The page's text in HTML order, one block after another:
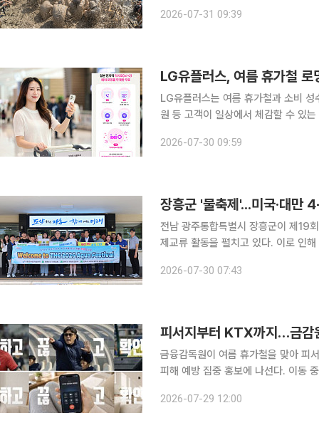
진한다. 문화체육관광부와 행정
2026-07-31 09:39
LG유플러스, 여름 휴가철
LG유플러스는 여름 휴가철과 소비
원 등 고객이 일상에서 체감할 수 있
겸 과학기술정보통신부 장관과 통신3
2026-07-30 09:59
장흥군 '물축제'...미국·대만
전남 광주통합특별시 장흥군이 제19
제교류 활동을 펼치고 있다. 이로 인해 미래 농업을 이끌 글로벌 네트워크 강화에 나선 셈이다. 장흥
2026-07-30 07:43
피서지부터 KTX까지…금감
금융감독원이 여름 휴가철을 맞아 피
피해 예방 집중 홍보에 나선다. 이동
간 공항과 KTX, 주요 리조트, 지역축
2026-07-29 12:00